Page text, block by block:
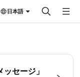
日本語
セージ」